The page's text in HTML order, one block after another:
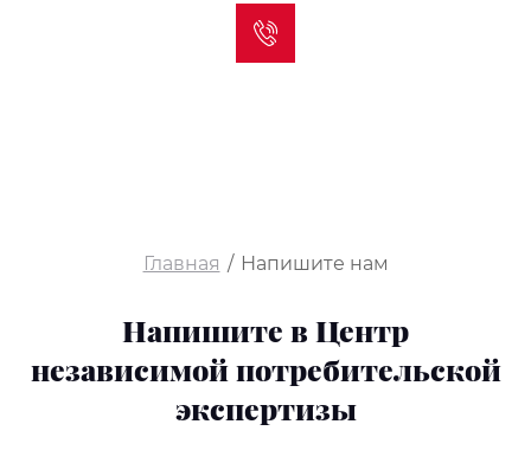
Главная / Напишите нам
Напишите в Центр
независимой потребительской
экспертизы